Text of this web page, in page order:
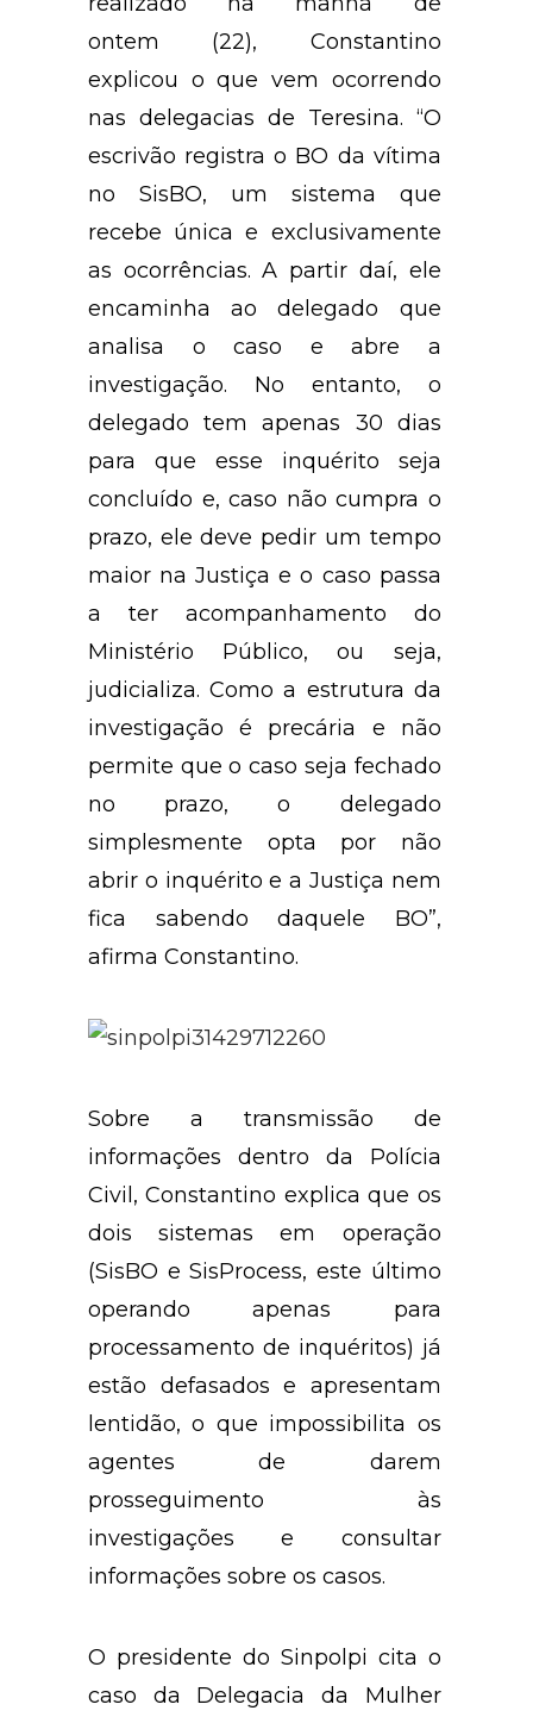
ontem (22), Constantino
explicou o que vem ocorrendo
nas delegacias de Teresina. “O
escrivão registra o BO da vítima
no SisBO, um sistema que
recebe única e exclusivamente
as ocorrências. A partir daí, ele
encaminha ao delegado que
analisa o caso e abre a
investigação. No entanto, o
delegado tem apenas 30 dias
para que esse inquérito seja
concluído e, caso não cumpra o
prazo, ele deve pedir um tempo
maior na Justiça e o caso passa
a ter acompanhamento do
Ministério Público, ou seja,
judicializa. Como a estrutura da
investigação é precária e não
permite que o caso seja fechado
no prazo, o delegado
simplesmente opta por não
abrir o inquérito e a Justiça nem
fica sabendo daquele BO”,
afirma Constantino.
Sobre a transmissão de
informações dentro da Polícia
Civil, Constantino explica que os
dois sistemas em operação
(SisBO e SisProcess, este último
operando apenas para
processamento de inquéritos) já
estão defasados e apresentam
lentidão, o que impossibilita os
agentes de darem
prosseguimento às
investigações e consultar
informações sobre os casos.
O presidente do Sinpolpi cita o
caso da Delegacia da Mulher